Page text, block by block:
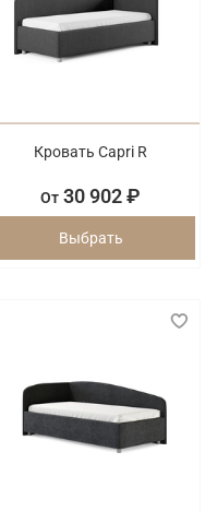
Кровать Capri R
От 30 902 ₽
Выбрать